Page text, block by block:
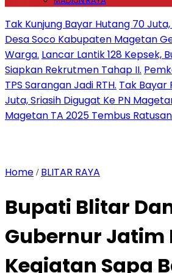
Tak Kunjung Bayar Hutang 70
Desa Soco Kabupaten Magetan
Warga. Lancar Lantik 128 Kepsek,
Siapkan Rekrutmen Tahap II.
TPS Sarangan Jadi RTH. Tak Bayar
Juta, Sriasih Digugat Ke PN
Magetan TA 2025 Tembus
Home / BLITAR RAYA
Bupati Blitar
Gubernur Jatim
Kegiatan Sapa